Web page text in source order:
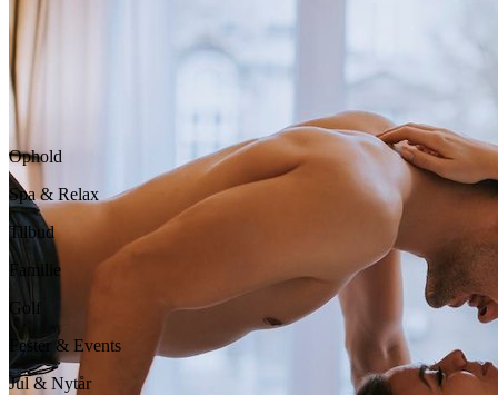
Ophold
Spa & Relax
Tilbud
Familie
Golf
Fester & Events
Jul & Nytår